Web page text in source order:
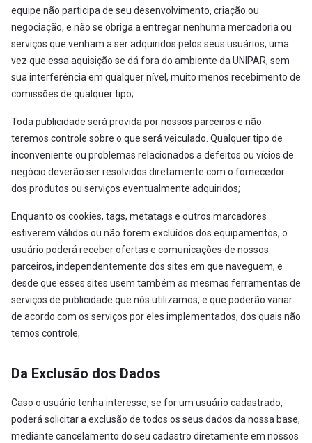
equipe não participa de seu desenvolvimento, criação ou
negociação, e não se obriga a entregar nenhuma mercadoria ou
serviços que venham a ser adquiridos pelos seus usuários, uma
vez que essa aquisição se dá fora do ambiente da UNIPAR, sem
sua interferência em qualquer nível, muito menos recebimento de
comissões de qualquer tipo;
Toda publicidade será provida por nossos parceiros e não
teremos controle sobre o que será veiculado. Qualquer tipo de
inconveniente ou problemas relacionados a defeitos ou vícios de
negócio deverão ser resolvidos diretamente com o fornecedor
dos produtos ou serviços eventualmente adquiridos;
Enquanto os cookies, tags, metatags e outros marcadores
estiverem válidos ou não forem excluídos dos equipamentos, o
usuário poderá receber ofertas e comunicações de nossos
parceiros, independentemente dos sites em que naveguem, e
desde que esses sites usem também as mesmas ferramentas de
serviços de publicidade que nós utilizamos, e que poderão variar
de acordo com os serviços por eles implementados, dos quais não
temos controle;
Da Exclusão dos Dados
Caso o usuário tenha interesse, se for um usuário cadastrado,
poderá solicitar a exclusão de todos os seus dados da nossa base,
mediante cancelamento do seu cadastro diretamente em nossos